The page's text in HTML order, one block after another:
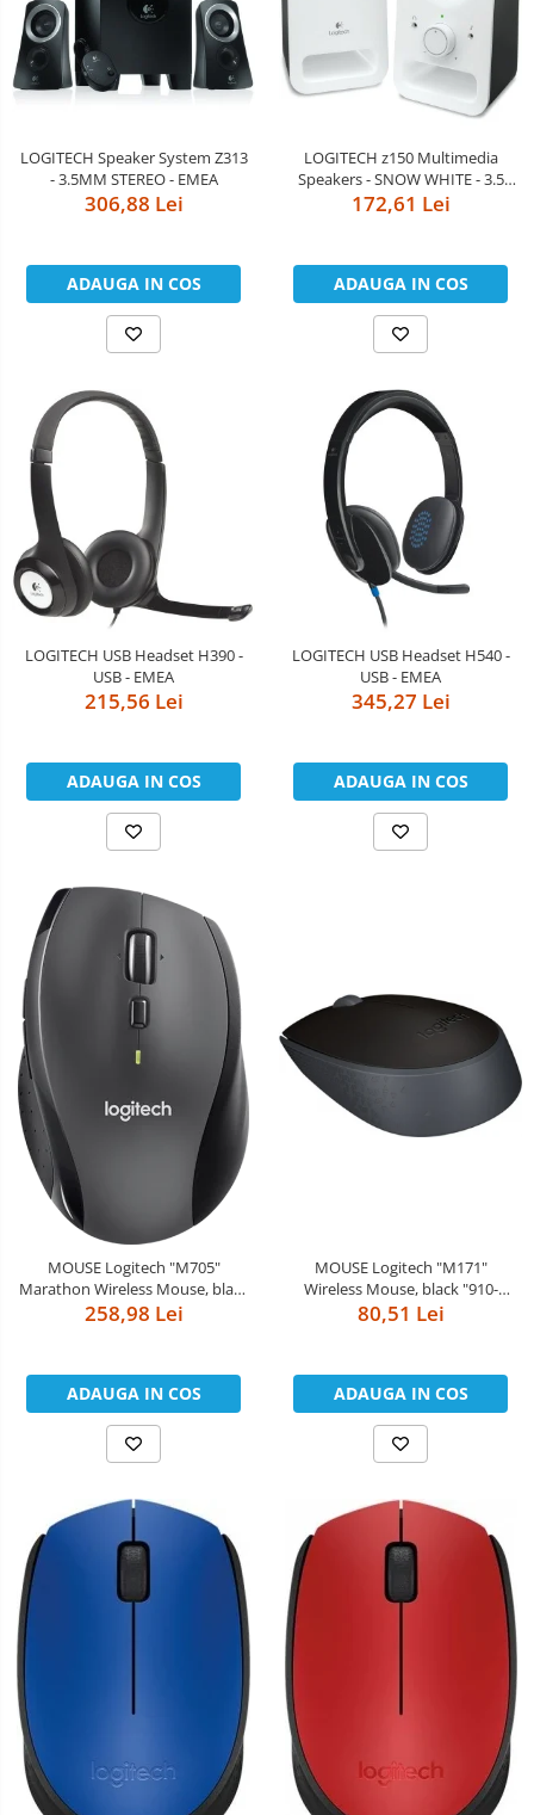
Multiboard & Accessorii
Multimedia
Antivirus
LOGITECH Speaker System Z313
- 3.5MM STEREO - EMEA
306,88 Lei
ADAUGA IN COS
LOGITECH z150 Multimedia
Speakers - SNOW WHITE - 3.5
MM - EU
172,61 Lei
ADAUGA IN COS
LOGITECH USB Headset H390 -
USB - EMEA
215,56 Lei
ADAUGA IN COS
LOGITECH USB Headset H540 -
USB - EMEA
345,27 Lei
ADAUGA IN COS
MOUSE Logitech "M705"
Marathon Wireless Mouse, black
"910-001949" (include timbru258,98 Lei
ADAUGA IN COS
MOUSE Logitech "M171"
Wireless Mouse, black "910-
80,51 Lei
ADAUGA IN COS